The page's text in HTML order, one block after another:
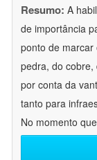
Resumo: A
de importância
ponto de
pedra, do cobre,
por conta da
tanto para
No momento